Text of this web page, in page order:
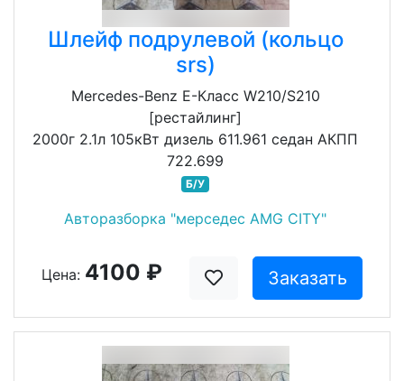
Шлейф подрулевой (кольцо
srs)
Mercedes-Benz E-Класс W210/S210
[рестайлинг]
2000г 2.1л 105кВт дизель 611.961 седан АКПП
722.699
Б/У
Авторазборка "мерседес AMG CITY"
Цена: 4100 ₽ Заказать